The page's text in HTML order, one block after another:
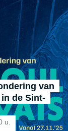
van
de Sint-
u.